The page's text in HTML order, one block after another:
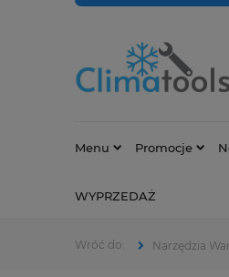
Menu Promocje
WYPRZEDAŻ
Narzędzia